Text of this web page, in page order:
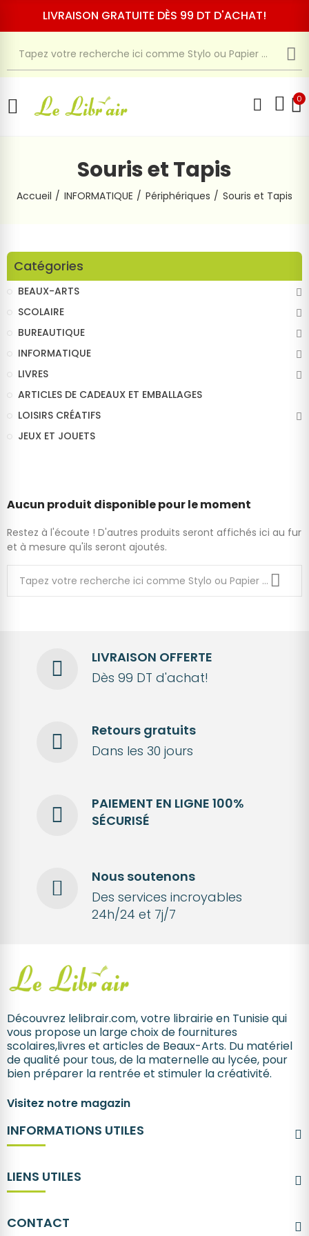
LIVRAISON GRATUITE DÈS 99 DT D'ACHAT!
0
Souris et Tapis
Accueil INFORMATIQUE Périphériques Souris et Tapis
Aucun produit disponible pour le moment
Restez à l'écoute ! D'autres produits seront affichés ici au fur
et à mesure qu'ils seront ajoutés.
Catégories
BEAUX-ARTS
SCOLAIRE
BUREAUTIQUE
INFORMATIQUE
LIVRES
ARTICLES DE CADEAUX ET EMBALLAGES
LOISIRS CRÉATIFS
JEUX ET JOUETS
LIVRAISON OFFERTE
Dès 99 DT d'achat!
Retours gratuits
Dans les 30 jours
PAIEMENT EN LIGNE 100%
SÉCURISÉ
Nous soutenons
Des services incroyables
24h/24 et 7j/7
Découvrez lelibrair.com, votre librairie en Tunisie qui
vous propose un large choix de fournitures
scolaires,livres et articles de Beaux-Arts. Du matériel
de qualité pour tous, de la maternelle au lycée, pour
bien préparer la rentrée et stimuler la créativité.
Visitez notre magazin
INFORMATIONS UTILES
LIENS UTILES
CONTACT